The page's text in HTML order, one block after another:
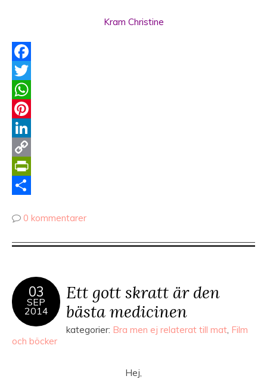
Kram Christine
Facebook
Twitter
WhatsApp
Pinterest
LinkedIn
Copy
Link
PrintFriendly
0 kommentarer
03
SEP
2014
Ett gott skratt är den
bästa medicinen
kategorier: Bra men ej relaterat till mat, Film
och böcker
Hej,